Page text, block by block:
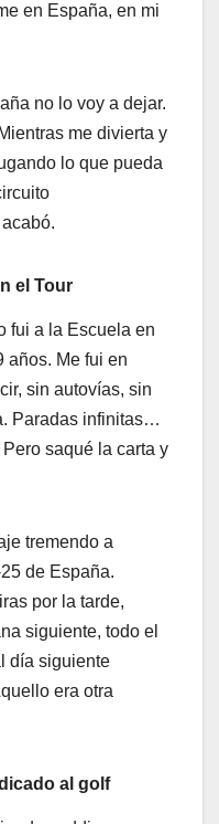
en España, en mi
no lo voy a dejar.
me divierta y
lo que pueda
el Tour
fui a la Escuela en
años. Me fui en
sin autovías, sin
Paradas infinitas…
saqué la carta y
tremendo a
de España.
por la tarde,
siguiente, todo el
día siguiente
era otra
al golf